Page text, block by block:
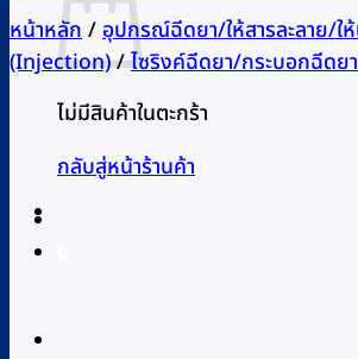
ไม่มีสินค้าในตะกร้า
กลับสู่หน้าร้านค้า
หน้าหลัก/อุปกรณ์ฉีดยา/ให้สารละลาย/ใ
(Injection)/ไซริงค์ฉีดยา/กระบอกฉีดย